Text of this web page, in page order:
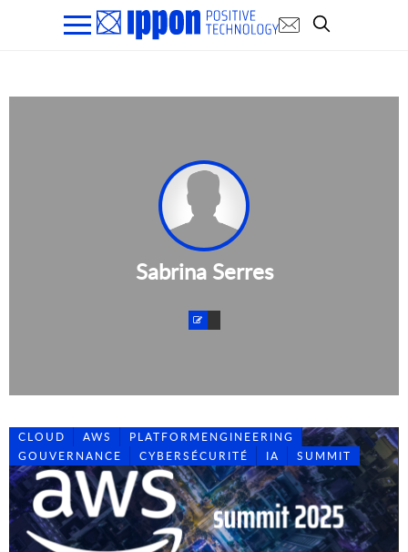
Sabrina Serres
CLOUD AWS
PLATFORMENGINEERING
GOUVERNANCE
CYBERSÉCURITÉ IA SUMMIT